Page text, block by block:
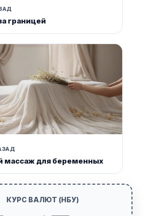
границей
массаж для беременных
КУРС ВАЛЮТ (НБУ)